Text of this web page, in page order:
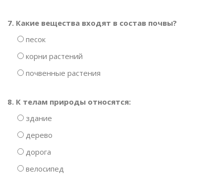
7. Какие вещества входят в состав почвы?
песок
корни растений
почвенные растения
8. К телам природы относятся:
здание
дерево
дорога
велосипед